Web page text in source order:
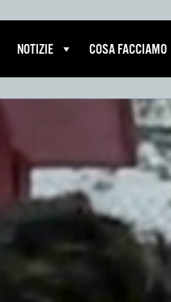
NOTIZIE COSA FACCIAMO